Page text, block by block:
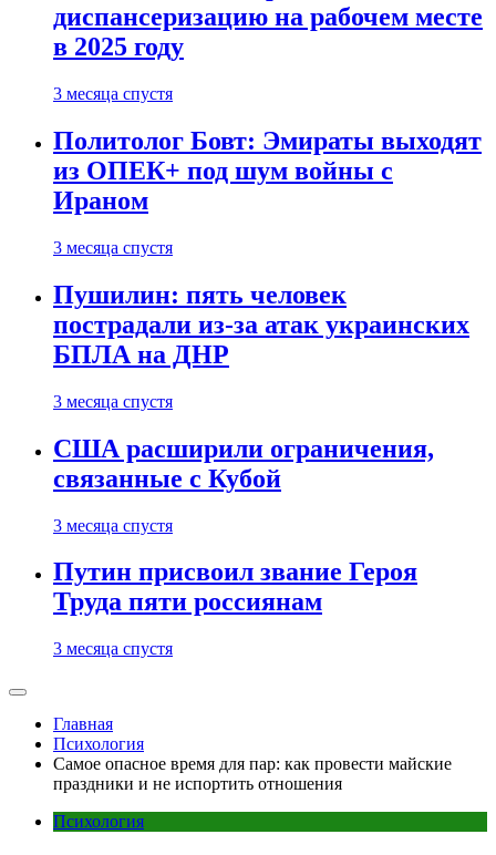
диспансеризацию на рабочем месте
в 2025 году
3 месяца спустя
Политолог Бовт: Эмираты выходят
из ОПЕК+ под шум войны с
Ираном
3 месяца спустя
Пушилин: пять человек
пострадали из-за атак украинских
БПЛА на ДНР
3 месяца спустя
США расширили ограничения,
связанные с Кубой
3 месяца спустя
Путин присвоил звание Героя
Труда пяти россиянам
3 месяца спустя
Главная
Психология
Самое опасное время для пар: как провести майские
праздники и не испортить отношения
Психология